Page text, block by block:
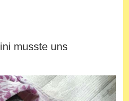
musste uns